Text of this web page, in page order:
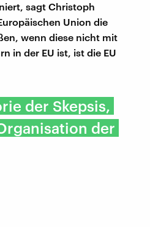
sagt Christoph
Union die
wenn diese nicht mit
in der EU ist, ist die EU
der Skepsis,
der